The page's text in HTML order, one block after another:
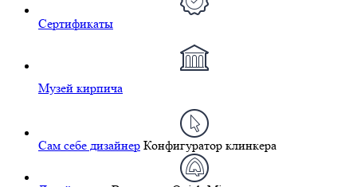
Сертификаты
Музей кирпича
Сам себе дизайнер Конфигуратор клинкера